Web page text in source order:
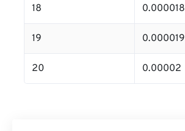
18 0.000018
19 0.000019
20 0.00002